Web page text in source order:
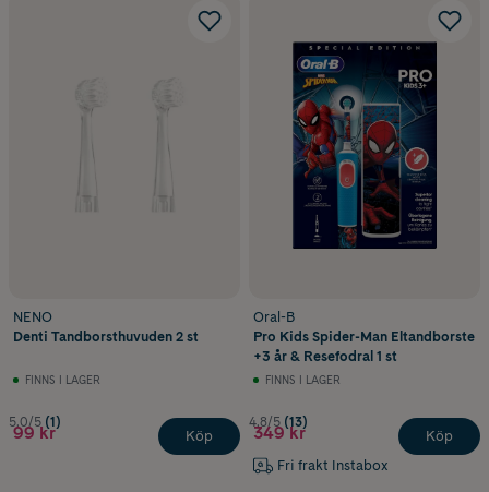
NENO
Denti Tandborsthuvuden 2 st
FINNS I LAGER
5.0/5 (1)
99 kr Köp
Oral-B
Pro Kids Spider-Man Eltandborste
+3 år & Resefodral 1 st
FINNS I LAGER
4.8/5 (13)
349 kr
Fri frakt Instabox
Köp